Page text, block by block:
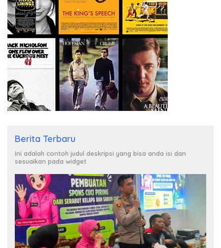
Berita Terbaru
Ini adalah contoh judul deskripsi yang bisa anda isi dan
sesuaikan pada widget